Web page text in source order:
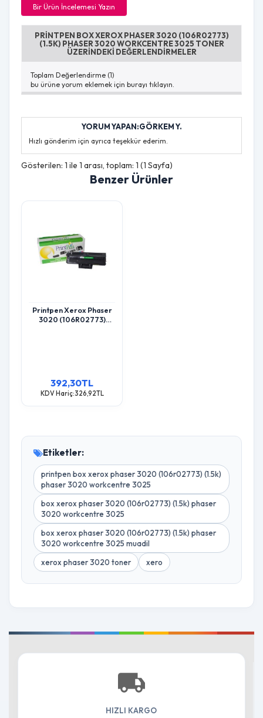
Bir Ürün İncelemesi Yazın
PRINTPEN BOX XEROX PHASER 3020 (106R02773)
(1.5K) PHASER 3020 WORKCENTRE 3025 TONER
ÜZERINDEKI DEĞERLENDIRMELER
Toplam Değerlendirme (1)
bu ürüne yorum eklemek için burayı tıklayın.
YORUM YAPAN:GÖRKEM Y.
Hızlı gönderim için ayrıca teşekkür ederim.
Gösterilen: 1 ile 1 arası, toplam: 1 (1 Sayfa)
Benzer Ürünler
Printpen Xerox Phaser
3020 (106R02773)
392,30TL
KDV Hariç:326,92TL
Etiketler:
printpen box xerox phaser 3020 (106r02773) (1.5k)
phaser 3020 workcentre 3025
box xerox phaser 3020 (106r02773) (1.5k) phaser
3020 workcentre 3025
box xerox phaser 3020 (106r02773) (1.5k) phaser
3020 workcentre 3025 muadil
xerox phaser 3020 toner
xero
HIZLI KARGO